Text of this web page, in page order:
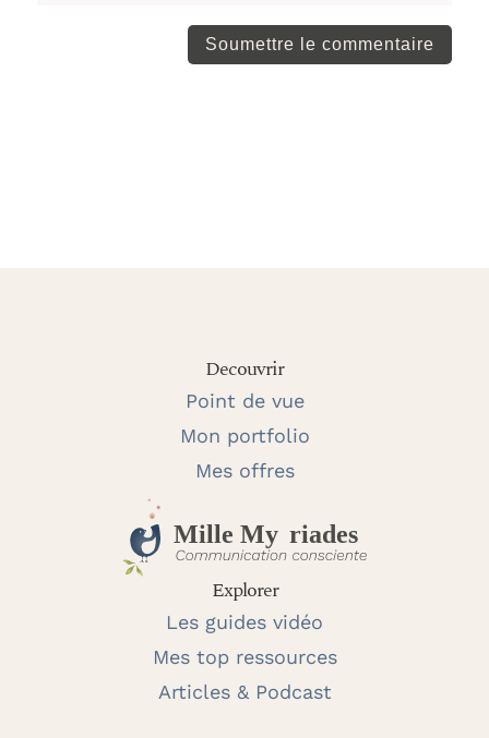
Soumettre le commentaire
Decouvrir
Point de vue
Mon portfolio
Mes offres
Explorer
Les guides vidéo
Mes top ressources
Articles & Podcast